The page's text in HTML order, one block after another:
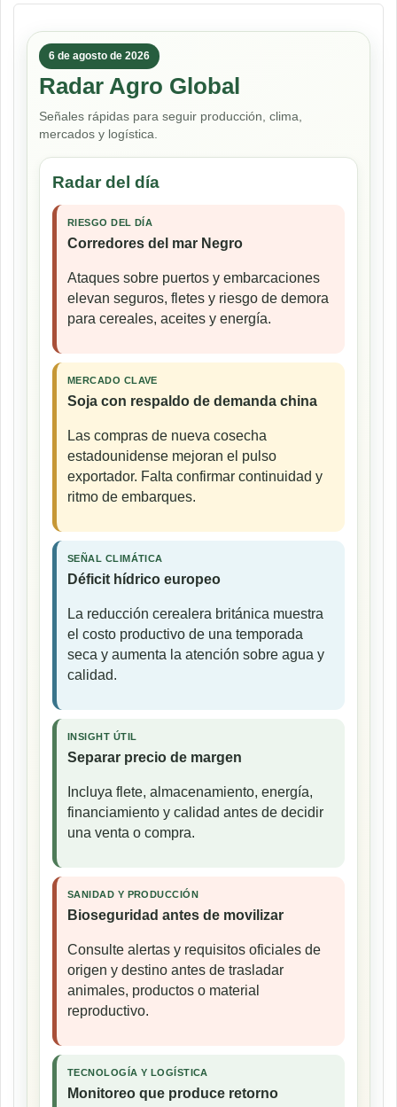
6 de agosto de 2026
Radar Agro Global
Señales rápidas para seguir producción, clima,
mercados y logística.
Radar del día
RIESGO DEL DÍA
Corredores del mar Negro
Ataques sobre puertos y embarcaciones
elevan seguros, fletes y riesgo de demora
para cereales, aceites y energía.
MERCADO CLAVE
Soja con respaldo de demanda china
Las compras de nueva cosecha
estadounidense mejoran el pulso
exportador. Falta confirmar continuidad y
ritmo de embarques.
SEÑAL CLIMÁTICA
Déficit hídrico europeo
La reducción cerealera británica muestra
el costo productivo de una temporada
seca y aumenta la atención sobre agua y
calidad.
INSIGHT ÚTIL
Separar precio de margen
Incluya flete, almacenamiento, energía,
financiamiento y calidad antes de decidir
una venta o compra.
SANIDAD Y PRODUCCIÓN
Bioseguridad antes de movilizar
Consulte alertas y requisitos oficiales de
origen y destino antes de trasladar
animales, productos o material
reproductivo.
TECNOLOGÍA Y LOGÍSTICA
Monitoreo que produce retorno